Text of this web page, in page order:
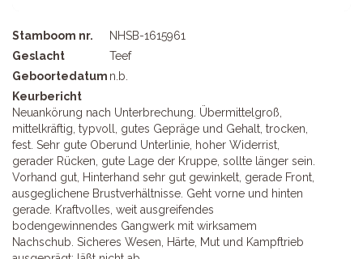
Stamboom nr.
NHSB-1615961
Geslacht
Teef
Geboortedatum n.b.
Keurbericht
Neuankörung nach Unterbrechung. Übermittelgroß,
mittelkräftig, typvoll, gutes Gepräge und Gehalt, trocken,
fest. Sehr gute Oberund Unterlinie, hoher Widerrist,
gerader Rücken, gute Lage der Kruppe, sollte länger sein.
Vorhand gut, Hinterhand sehr gut gewinkelt, gerade Front,
ausgeglichene Brustverhältnisse. Geht vorne und hinten
gerade. Kraftvolles, weit ausgreifendes
bodengewinnendes Gangwerk mit wirksamem
Nachschub. Sicheres Wesen, Härte, Mut und Kampftrieb